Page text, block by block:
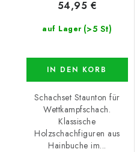
auf Lager (>5 St)
54,95 €
IN DEN KORB
Schachset Staunton für
Wettkampfschach.
Klassische
Holzschachfiguren aus
Hainbuche im...